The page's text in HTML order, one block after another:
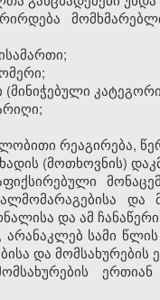
რეაგირება,
(მოთხოვნის)
და ამ
სამი
და მომსახურების